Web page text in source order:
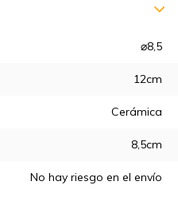
⌀8,5
12cm
Cerámica
8,5cm
No hay riesgo en el envío